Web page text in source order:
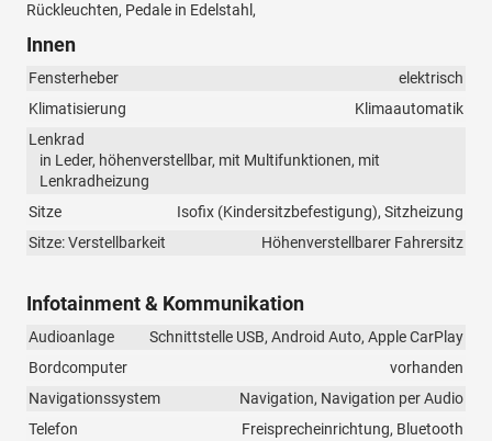
Rückleuchten, Pedale in Edelstahl,
Innen
Fensterheber
elektrisch
Klimatisierung
Klimaautomatik
Lenkrad
in Leder, höhenverstellbar, mit Multifunktionen, mit
Lenkradheizung
Sitze
Isofix (Kindersitzbefestigung), Sitzheizung
Sitze: Verstellbarkeit
Höhenverstellbarer Fahrersitz
Infotainment & Kommunikation
Audioanlage
Schnittstelle USB, Android Auto, Apple CarPlay
Bordcomputer
vorhanden
Navigationssystem
Navigation, Navigation per Audio
Telefon
Freisprecheinrichtung, Bluetooth